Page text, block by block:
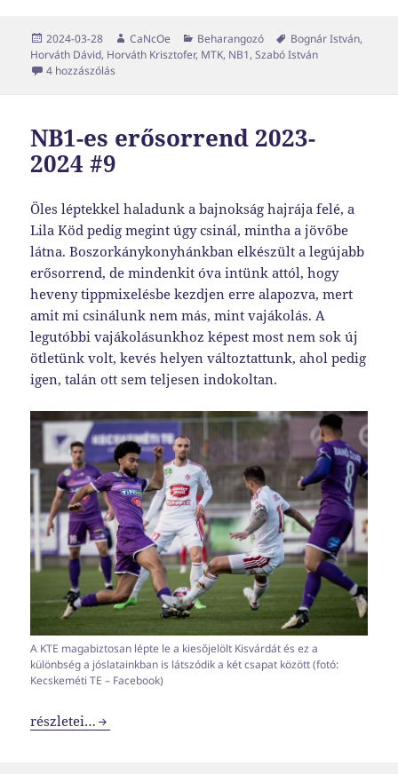
Közzétéve
2024-03-28 Szerző
CaNcOe Kategória
Beharangozó Címke
Bognár István,
Horváth Dávid, Horváth Krisztofer, MTK, NB1,Szabó István
4 hozzászólás
NB1-es erősorrend 2023-
2024 #9
Öles léptekkel haladunk a bajnokság hajrája felé, a
Lila Köd pedig megint úgy csinál, mintha a jövőbe
látna. Boszorkánykonyhánkban elkészült a legújabb
erősorrend, de mindenkit óva intünk attól, hogy
heveny tippmixelésbe kezdjen erre alapozva, mert
amit mi csinálunk nem más, mint vajákolás. A
legutóbbi vajákolásunkhoz képest most nem sok új
ötletünk volt, kevés helyen változtattunk, ahol pedig
igen, talán ott sem teljesen indokoltan.
A KTE magabiztosan lépte le a kiesőjelölt Kisvárdát és ez a
különbség a jóslatainkban is látszódik a két csapat között (fotó:
Kecskeméti TE – Facebook)
NB1-es erősorrend 2023-2024 #9
részletei…